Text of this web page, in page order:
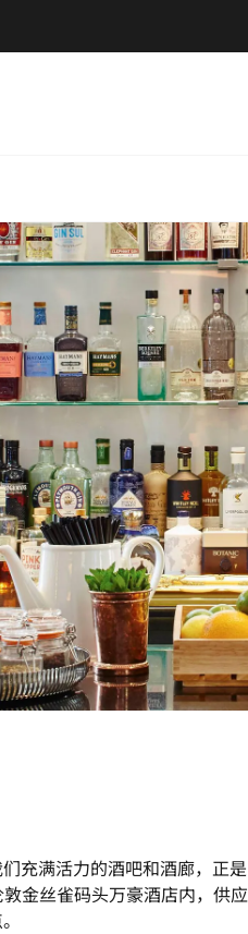
充满活力的酒吧和酒廊，正是
金丝雀码头万豪酒店内，供应